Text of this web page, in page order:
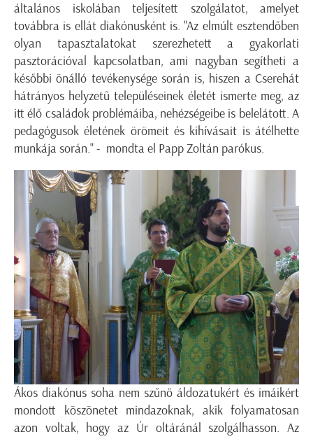
általános iskolában teljesített szolgálatot, amelyet
továbbra is ellát diakónusként is. "Az elmúlt esztendőben
olyan tapasztalatokat szerezhetett a gyakorlati
pasztorációval kapcsolatban, ami nagyban segítheti a
későbbi önálló tevékenysége során is, hiszen a Cserehát
hátrányos helyzetű településeinek életét ismerte meg, az
itt élő családok problémáiba, nehézségeibe is belelátott. A
pedagógusok életének örömeit és kihívásait is átélhette
munkája során." - mondta el Papp Zoltán parókus.
Ákos diakónus soha nem szűnő áldozatukért és imáikért
mondott köszönetet mindazoknak, akik folyamatosan
azon voltak, hogy az Úr oltáránál szolgálhasson. Az